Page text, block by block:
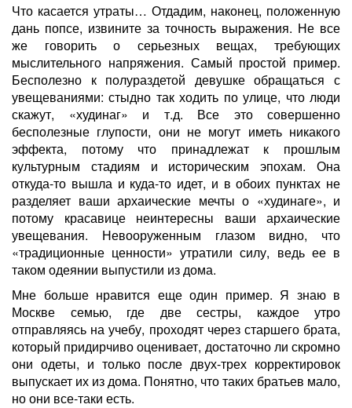
Что касается утраты… Отдадим, наконец, положенную
дань попсе, извините за точность выражения. Не все
же говорить о серьезных вещах, требующих
мыслительного напряжения. Самый простой пример.
Бесполезно к полураздетой девушке обращаться с
увещеваниями: стыдно так ходить по улице, что люди
скажут, «худинаг» и т.д. Все это совершенно
бесполезные глупости, они не могут иметь никакого
эффекта, потому что принадлежат к прошлым
культурным стадиям и историческим эпохам. Она
откуда-то вышла и куда-то идет, и в обоих пунктах не
разделяет ваши архаические мечты о «худинаге», и
потому красавице неинтересны ваши архаические
увещевания. Невооруженным глазом видно, что
«традиционные ценности» утратили силу, ведь ее в
таком одеянии выпустили из дома.
Мне больше нравится еще один пример. Я знаю в
Москве семью, где две сестры, каждое утро
отправляясь на учебу, проходят через старшего брата,
который придирчиво оценивает, достаточно ли скромно
они одеты, и только после двух-трех корректировок
выпускает их из дома. Понятно, что таких братьев мало,
но они все-таки есть.